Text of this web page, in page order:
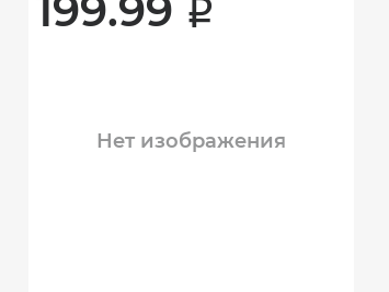
i
Нет изображения